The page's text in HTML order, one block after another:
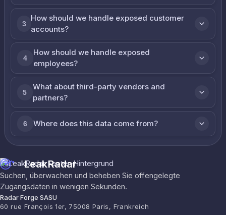
3
How should we handle exposed customer
accounts?
4
How should we handle exposed
employees?
5
What about third-party vendors and
partners?
6 Where does this data come from?
LeakRadar
Suchen, überwachen und beheben Sie offengelegte
Zugangsdaten in wenigen Sekunden.
Radar Forge SASU
60 rue François 1er, 75008 Paris, Frankreich